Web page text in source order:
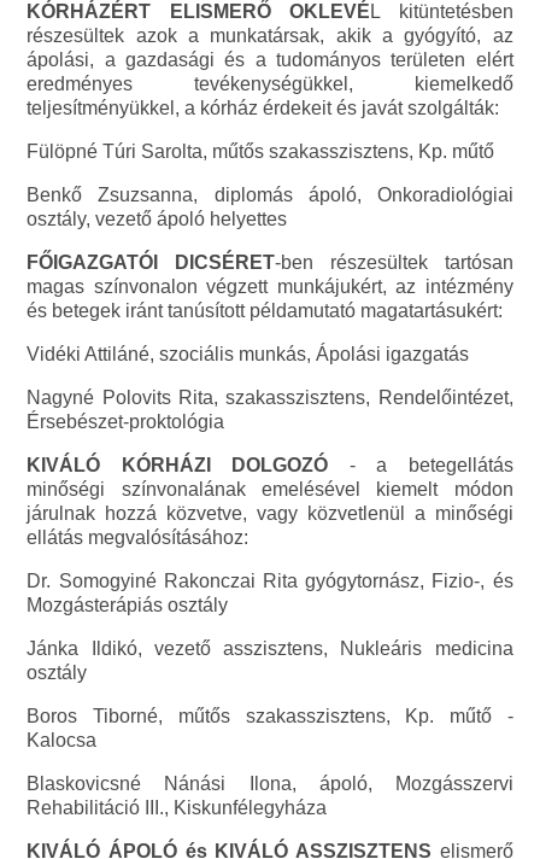
KÓRHÁZÉRT ELISMERŐ OKLEVÉ L kitüntetésben
részesültek azok a munkatársak, akik a gyógyító, az
ápolási, a gazdasági és a tudományos területen elért
eredményes tevékenységükkel, kiemelkedő
teljesítményükkel, a kórház érdekeit és javát szolgálták:
Fülöpné Túri Sarolta, műtős szakasszisztens, Kp. műtő
Benkő Zsuzsanna, diplomás ápoló, Onkoradiológiai
osztály, vezető ápoló helyettes
FŐIGAZGATÓI DICSÉRET-ben részesültek tartósan
magas színvonalon végzett munkájukért, az intézmény
és betegek iránt tanúsított példamutató magatartásukért:
Vidéki Attiláné, szociális munkás, Ápolási igazgatás
Nagyné Polovits Rita, szakasszisztens, Rendelőintézet,
Érsebészet-proktológia
KIVÁLÓ KÓRHÁZI DOLGOZÓ - a betegellátás
minőségi színvonalának emelésével kiemelt módon
járulnak hozzá közvetve, vagy közvetlenül a minőségi
ellátás megvalósításához:
Dr. Somogyiné Rakonczai Rita gyógytornász, Fizio-, és
Mozgásterápiás osztály
Jánka Ildikó, vezető asszisztens, Nukleáris medicina
osztály
Boros Tiborné, műtős szakasszisztens, Kp. műtő -
Kalocsa
Blaskovicsné Nánási Ilona, ápoló, Mozgásszervi
Rehabilitáció III., Kiskunfélegyháza
KIVÁLÓ ÁPOLÓ és KIVÁLÓ ASSZISZTENS elismerő